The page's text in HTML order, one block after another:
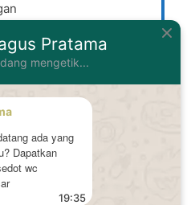
Pratama
mengetik...
ada yang
Dapatkan
wc
19:35